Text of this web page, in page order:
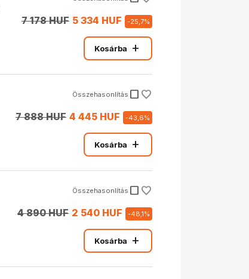
7 178 HUF 5 334 HUF -25,7%
Kosárba add
Összehasonlítás check_box_outline_blank
7 888 HUF 4 445 HUF -43,6%
Kosárba add
Összehasonlítás check_box_outline_blank
4 890 HUF 2 540 HUF -48,1%
Kosárba add